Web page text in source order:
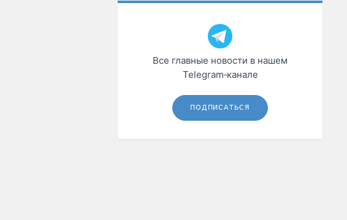
Все главные новости в нашем
Telegram‑канале
ПОДПИСАТЬСЯ